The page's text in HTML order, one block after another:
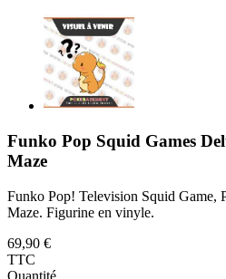
Funko Pop Squid Games
Maze
Funko Pop! Television Squid Game,
Maze. Figurine en vinyle.
69,90 €
TTC
Quantité